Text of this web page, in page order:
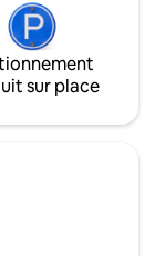
sur place